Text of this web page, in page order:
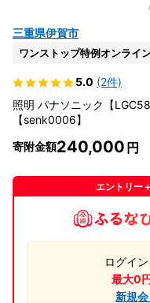
三重県伊賀市
ワンストップ特例オンライ
5.0 (2件)
照明 パナソニック【
【senk0006】
寄附金額240,000
エントリー
ログイ
最大0
新規